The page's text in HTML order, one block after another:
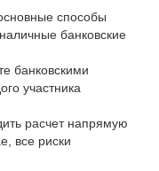
способы
банковские
банковскими
участника
расчет напрямую
все риски